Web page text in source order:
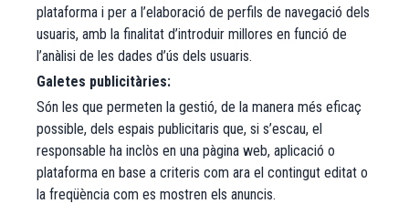
plataforma i per a l’elaboració de perfils de navegació dels
usuaris, amb la finalitat d’introduir millores en funció de
l’anàlisi de les dades d’ús dels usuaris.​​
Galetes publicitàries:
Són les que permeten la gestió, de la manera més eficaç
possible, dels espais publicitaris que, si s’escau, el
responsable ha inclòs en una pàgina web, aplicació o
plataforma en base a criteris com ara el contingut editat o
la freqüència com es mostren els anuncis.